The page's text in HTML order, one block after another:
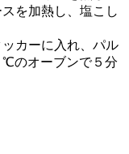
を加熱し、塩こし
カーに入れ、パル
℃のオーブンで５分